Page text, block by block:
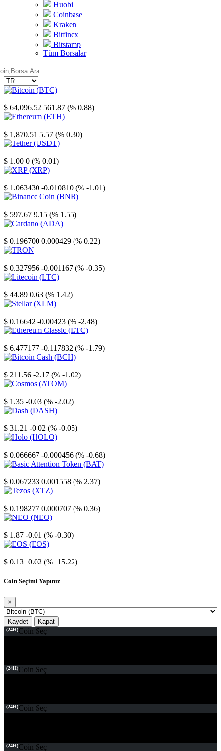
Huobi
Coinbase
Kraken
Bitfinex
Bitstamp
Tüm Borsalar
$ 64,096.52 561.87 (% 0.88)
$ 1,870.51 5.57 (% 0.30)
$ 1.00 0 (% 0.01)
$ 1.063430 -0.010810 (% -1.01)
$ 597.67 9.15 (% 1.55)
$ 0.196700 0.000429 (% 0.22)
$ 0.327956 -0.001167 (% -0.35)
$ 44.89 0.63 (% 1.42)
$ 0.16642 -0.00423 (% -2.48)
$ 6.477177 -0.117832 (% -1.79)
$ 211.56 -2.17 (% -1.02)
$ 1.35 -0.03 (% -2.02)
$ 31.21 -0.02 (% -0.05)
$ 0.066667 -0.000456 (% -0.68)
$ 0.067233 0.001558 (% 2.37)
$ 0.198277 0.000707 (% 0.36)
$ 1.87 -0.01 (% -0.30)
$ 0.13 -0.02 (% -15.22)
Coin Seçimi Yapınız
×
Kaydet Kapat
(24H)Coin Seç
(24H)Coin Seç
(24H)Coin Seç
(24H)Coin Seç